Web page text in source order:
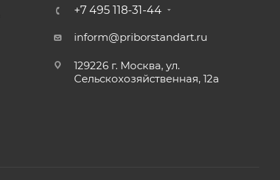
+7 495 118-31-44
inform@priborstandart.ru
129226 г. Москва, ул.
Сельскохозяйственная, 12а